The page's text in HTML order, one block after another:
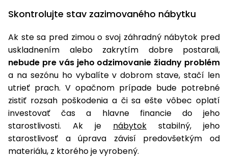
Náhradné
Vidly
dreva
Drviče
vetiev
Špalíkovače
Fukáre a
vysávače
na lístie
Záhradné
vozíky
boxy
rastlín
Záhradné
koše
Krhly
obrubníky
textílie
Odpudzovače
a pasce
Príslušenstvo
stoly
dosky
Transportéry
Rezačky
na
betón
Meracie
prístroje
Seniorské
vozíky
Prilby
Doplnky
Skontrolujte stav zazimovaného nábytku
Ak ste sa pred zimou o svoj záhradný nábytok pred
uskladnením alebo zakrytím dobre postarali,
nebude pre vás jeho odzimovanie žiadny problém
a na sezónu ho vybalíte v dobrom stave, stačí len
utrieť prach. V opačnom prípade bude potrebné
zistiť rozsah poškodenia a či sa ešte vôbec oplatí
investovať čas a hlavne financie do jeho
starostlivosti. Ak je nábytok stabilný, jeho
starostlivosť a úprava závisí predovšetkým od
materiálu, z ktorého je vyrobený.